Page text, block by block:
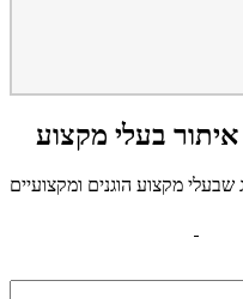
בעלי מקצוע
מקצוע הוגנים ומקצועיים